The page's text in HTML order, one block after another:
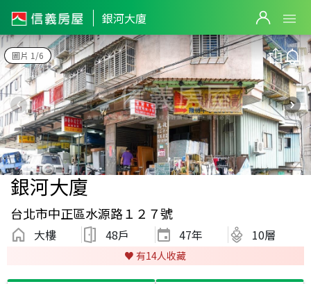
銀河大廈
圖片 1/6
銀河大廈
台北市中正區水源路１２７號
大樓 48戶 47年 10層
♥️ 有14人收藏